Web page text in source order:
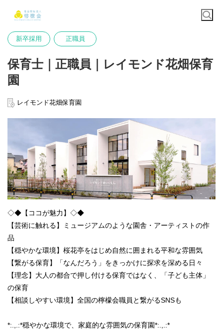
新卒採用 正職員
保育士｜正職員｜レイモンド花畑保育
園
レイモンド花畑保育園
◇◆【ココが魅力】◇◆
【芸術に触れる】ミュージアムのような園舎・アーティストの作
品
【穏やかな環境】桜花亭をはじめ自然に囲まれる平和な雰囲気
【繋がる保育】「なんだろう」をきっかけに探求を深める日々
【理念】大人の都合で押し付ける保育ではなく、「子ども主体」
の保育
【相談しやすい環境】全国の檸檬会職員と繋がるSNSも
*:.,.:*穏やかな環境で、家庭的な雰囲気の保育園*:.,.:*